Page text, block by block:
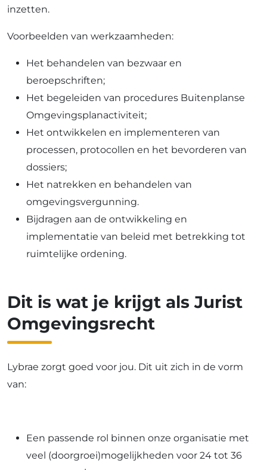
inzetten.
Voorbeelden van werkzaamheden:
Het behandelen van bezwaar en
beroepschriften;
Het begeleiden van procedures Buitenplanse
Omgevingsplanactiviteit;
Het ontwikkelen en implementeren van
processen, protocollen en het bevorderen van
dossiers;
Het natrekken en behandelen van
omgevingsvergunning.
Bijdragen aan de ontwikkeling en
implementatie van beleid met betrekking tot
ruimtelijke ordening.
Dit is wat je krijgt als Jurist
Omgevingsrecht
Lybrae zorgt goed voor jou. Dit uit zich in de vorm
van:
Een passende rol binnen onze organisatie met
veel (doorgroei)mogelijkheden voor 24 tot 36